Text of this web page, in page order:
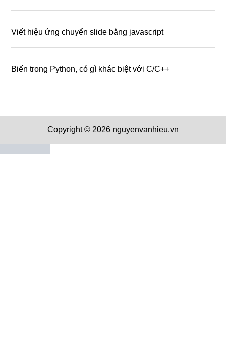
Viết hiệu ứng chuyển slide bằng javascript
Biến trong Python, có gì khác biệt với C/C++
Copyright © 2026 nguyenvanhieu.vn